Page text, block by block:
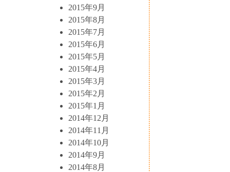
2015年9月
2015年8月
2015年7月
2015年6月
2015年5月
2015年4月
2015年3月
2015年2月
2015年1月
2014年12月
2014年11月
2014年10月
2014年9月
2014年8月